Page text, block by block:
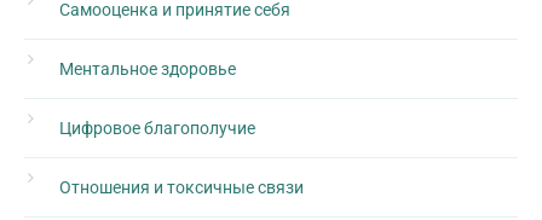
Самооценка и принятие себя
Ментальное здоровье
Цифровое благополучие
Отношения и токсичные связи